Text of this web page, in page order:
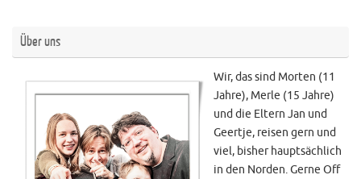
Über uns
Wir, das sind Morten (11
Jahre), Merle (15 Jahre)
und die Eltern Jan und
Geertje, reisen gern und
viel, bisher hauptsächlich
in den Norden. Gerne Off